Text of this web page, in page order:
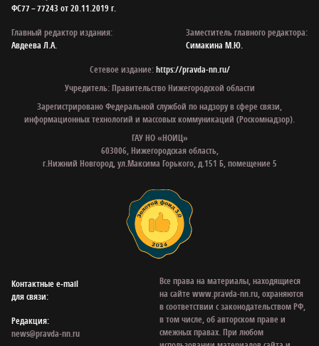
ФС77 – 77243 от 20.11.2019 г.
Главный редактор издания:
Авдеева Л.А.
Заместитель главного редактора:
Симакина М.Ю.
Сетевое издание:https://pravda-nn.ru/
Учредитель: Правительство Нижегородской области
Зарегистрировано Федеральной службой по надзору в сфере связи,
информационных технологий и массовых коммуникаций (Роскомнадзор).
ГАУ НО «НОИЦ»
603006, Нижегородская область,
г.Нижний Новгород, ул.Максима Горького, д.151 Б, помещение 5
Контактные e‑mail
для связи:
Редакция:
news@pravda-nn.ru
Все права на материалы, находящиеся
на сайте www.pravda-nn.ru, охраняются
в соответствии с законодательством РФ,
в том числе, об авторском праве и
смежных правах. При любом